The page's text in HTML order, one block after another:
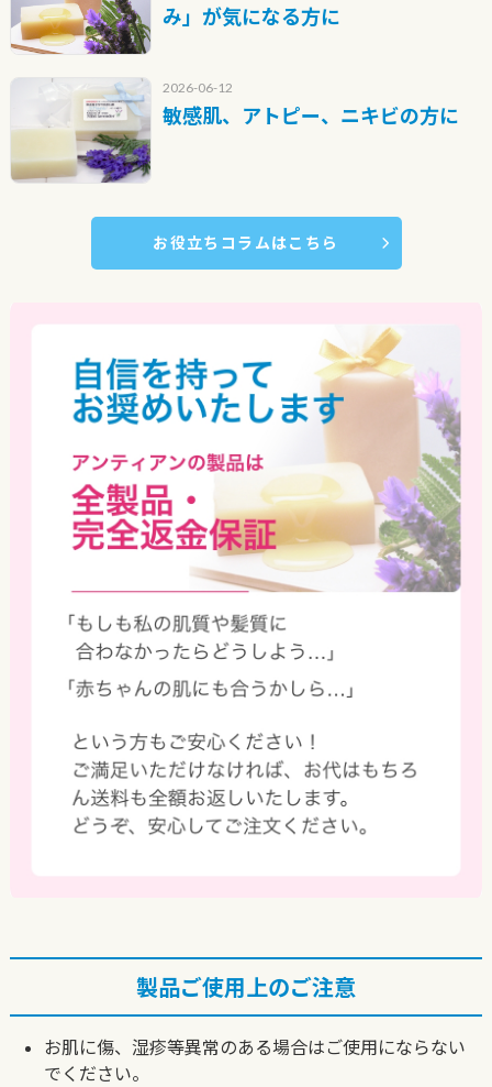
み」が気になる方に
2026-06-12
敏感肌、アトピー、ニキビの方に
お役立ちコラムはこちら
製品ご使用上のご注意
お肌に傷、湿疹等異常のある場合はご使用にならない
でください。